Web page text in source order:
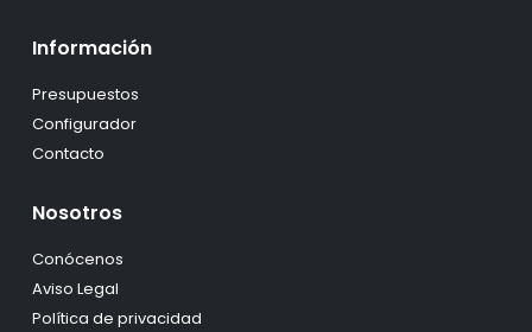
Información
Presupuestos
Configurador
Contacto
Nosotros
Conócenos
Aviso Legal
Política de privacidad